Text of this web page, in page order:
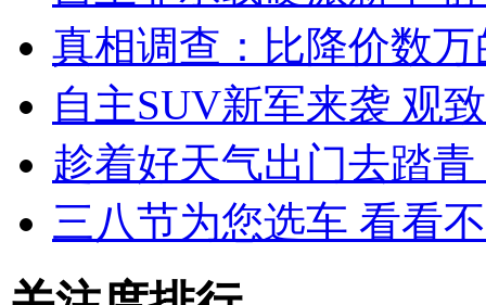
真相调查：比降价数
自主SUV新军来袭 观
趁着好天气出门去踏
三八节为您选车 看看